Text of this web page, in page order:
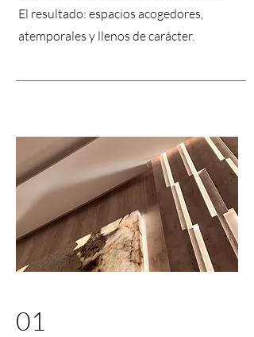
El resultado: espacios acogedores,
atemporales y llenos de carácter.
01